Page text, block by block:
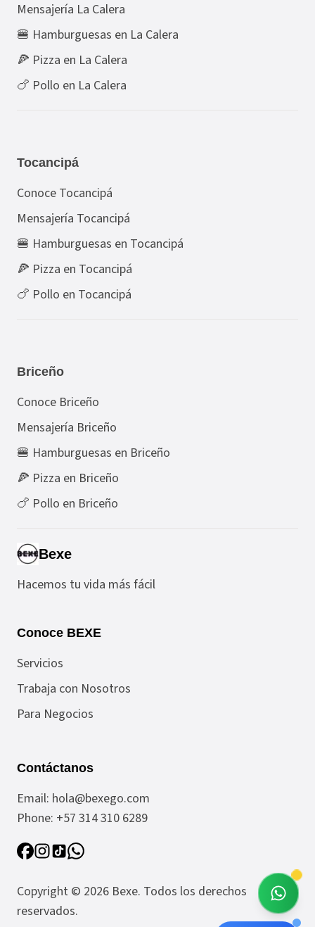
Mensajería La Calera
🍔 Hamburguesas en La Calera
🍕 Pizza en La Calera
🍗 Pollo en La Calera
Tocancipá
Conoce Tocancipá
Mensajería Tocancipá
🍔 Hamburguesas en Tocancipá
🍕 Pizza en Tocancipá
🍗 Pollo en Tocancipá
Briceño
Conoce Briceño
Mensajería Briceño
🍔 Hamburguesas en Briceño
🍕 Pizza en Briceño
🍗 Pollo en Briceño
Bexe
Hacemos tu vida más fácil
Conoce BEXE
Servicios
Trabaja con Nosotros
Para Negocios
Contáctanos
Email: hola@bexego.com
Phone: +57 314 310 6289
Copyright © 2026 Bexe. Todos los derechos
reservados.